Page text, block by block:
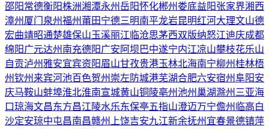
邵阳常德衡阳株洲湘潭永州岳阳怀化郴州娄底益阳张家界湘西
漳州 厦门 泉州福州 莆田宁德三明南平龙岩昆明红河大理文山德
宏曲靖昭通楚雄保山玉溪丽江 临沧思茅西双版纳怒江迪庆成都
绵阳广元达州 南充德阳广安 阿坝 巴中遂宁内江凉山攀枝花乐山
自贡泸州 雅安宜宾资阳眉山甘孜贵港玉林北海南宁柳州桂林梧
州钦州 来宾河池百色贺州 崇左 防城港芜湖合肥六安宿州阜阳安
庆马鞍山蚌埠淮北淮南宣城黄山铜陵亳州池州 巢湖滁州 三亚海
口琼海文昌东方昌江陵水乐东保亭五指山澄迈万宁儋州 临高白
沙定安琼中屯昌南昌赣州 上饶吉安九江新余抚州 宜春景德镇萍